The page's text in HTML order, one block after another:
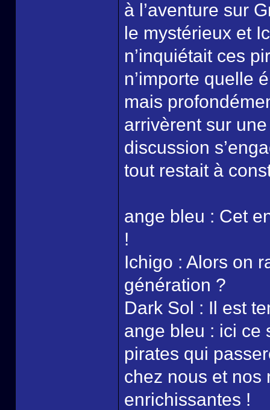
à l’aventure sur
le mystérieux et
n’inquiétait ces
n’importe quelle
mais
arrivèrent sur
discussion
tout restait à
ange bleu : Cet
!
Ichigo : Alors on
génération ?
Dark Sol : Il est
ange bleu : ici ce
pirates qui
chez nous et nos
enrichissantes !